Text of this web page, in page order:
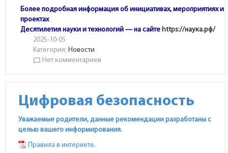
Более подробная информация об инициативах, мероприятиях и
проектах
Десятилетия науки и технологий — на сайтеhttps://наука.рф/
2025-10-05
Категория:Новости
chat_bubble_outline Нет комментариев
Цифровая безопасность
Уважаемые родители, данные рекомендации разработаны с
целью вашего информирования.
Правила в интернете.